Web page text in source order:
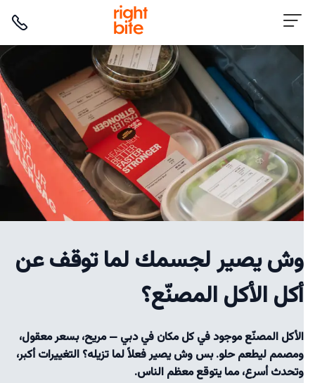
وش يصير لجسمك لما توقف عن
أكل الأكل المصنّع؟
الأكل المصنّع موجود في كل مكان في دبي — مريح، بسعر معقول،
ومصمم ليطعم حلو. بس وش يصير فعلاً لما تزيله؟ التغييرات أكبر،
وتحدث أسرع، مما يتوقع معظم الناس.